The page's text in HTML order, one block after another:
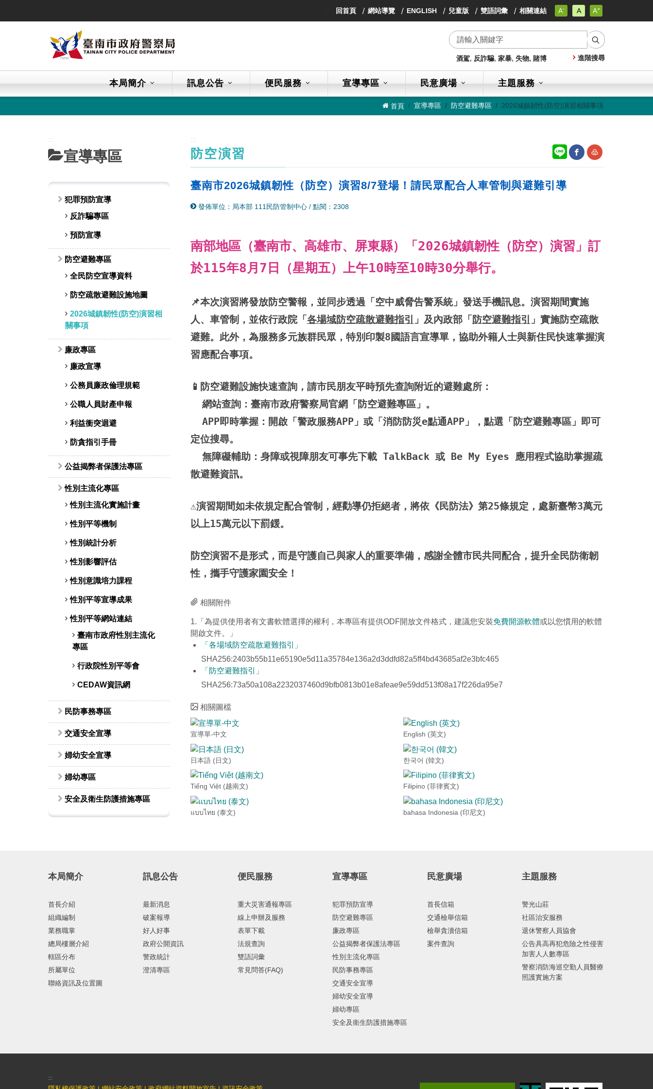
回首頁 網站導覽 ENGLISH 兒童版 雙語詞彙 相關連結 A-
小
級
A小
字
級
A+
小
字
級
尋
酒駕, 反詐騙, 家暴, 失物, 賭博 進階搜尋
本局簡介 訊息公告 便民服務 宣導專區 民意廣場 主題服務
首頁 宣導專區 防空避難專區 2026城鎮韌性(防空)演習相關事項
:::
宣導專區
犯罪預防宣導
反詐騙專區
預防宣導
防空避難專區
全民防空宣導資料
防空疏散避難設施地圖
2026城鎮韌性(防空)演習相
關事項
廉政專區
廉政宣導
公務員廉政倫理規範
公職人員財產申報
利益衝突迴避
防貪指引手冊
公益揭弊者保護法專區
性別主流化專區
性別主流化實施計畫
性別平等機制
性別統計分析
性別影響評估
性別意識培力課程
性別平等宣導成果
性別平等網站連結
臺南市政府性別主流化
專區
行政院性別平等會
CEDAW資訊網
民防事務專區
交通安全宣導
婦幼安全宣導
婦幼專區
安全及衛生防護措施專區
:::
防空演習
facebook
臺南市2026城鎮韌性（防空）演習8/7登場！請民眾配合人車管制與避難引導
發佈單位：局本部 111民防管制中心 /點閱：2308
南部地區（臺南市、高雄市、屏東縣）「2026城鎮韌性（防空）演習」訂
於115年8月7日（星期五）上午10時至10時30分舉行。
📌本次演習將發放防空警報，並同步透過「空中威脅告警系統」發送手機訊息。演習期間實施
人、車管制，並依行政院「 各場域防空疏散避難指引 」及內政部「 防空避難指引
」實施防空疏散
避難。此外，為服務多元族群民眾，特別印製8國語言宣導單，協助外籍人士與新住民快速掌握演
習應配合事項。
📱防空避難設施快速查詢，請市民朋友平時預先查詢附近的避難處所：
網站查詢：臺南市政府警察局官網「防空避難專區」。
APP即時掌握：開啟「警政服務APP」或「消防防災e點通APP」，點選「防空避難專區」即可
定位搜尋。
無障礙輔助：身障或視障朋友可事先下載 TalkBack 或 Be My Eyes 應用程式協助掌握疏
散避難資訊。
⚠️演習期間如未依規定配合管制，經勸導仍拒絕者，將依《民防法》第25條規定，處新臺幣3萬元
以上15萬元以下罰鍰。
防空演習不是形式，而是守護自己與家人的重要準備，感謝全體市民共同配合，提升全民防衛韌
性，攜手守護家園安全！
相關附件
1.「為提供使用者有文書軟體選擇的權利，本專區有提供ODF開放文件格式，建議您安裝免費開源軟體或以您慣用的軟體
開啟文件。」
「各場域防空疏散避難指引」
SHA256:2403b55b11e65190e5d11a35784e136a2d3ddfd82a5ff4bd43685af2e3bfc465
「防空避難指引」
SHA256:73a50a108a2232037460d9bfb0813b01e8afeae9e59dd513f08a17f226da95e7
相關圖檔
宣導單-中文 English (英文)
日本語 (日文) 한국어 (韓文)
Tiếng Việt (越南文) Filipino (菲律賓文)
แบบไทย (泰文) bahasa Indonesia (印尼文)
本局簡介
首長介紹
組織編制
業務職掌
總局樓層介紹
轄區分布
所屬單位
聯絡資訊及位置圖
訊息公告
最新消息
破案報導
好人好事
政府公開資訊
警政統計
澄清專區
便民服務
重大災害通報專區
線上申辦及服務
表單下載
法規查詢
雙語詞彙
常見問答(FAQ)
宣導專區
犯罪預防宣導
防空避難專區
廉政專區
公益揭弊者保護法專區
性別主流化專區
民防事務專區
交通安全宣導
婦幼安全宣導
婦幼專區
安全及衛生防護措施專區
民意廣場
首長信箱
交通檢舉信箱
檢舉貪瀆信箱
案件查詢
主題服務
警光山莊
社區治安服務
退休警察人員協會
公告具高再犯危險之性侵害
加害人人數專區
警察消防海巡空勤人員醫療
照護實施方案
:::